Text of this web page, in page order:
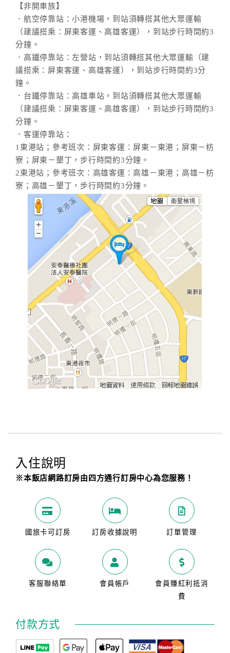
【非開車族】
．航空停靠站：小港機場，到站須轉搭其他大眾運輸
（建議搭乘：屏東客運、高雄客運），到站步行時間約3
分鐘。
．高鐵停靠站：左營站，到站須轉搭其他大眾運輸（建
議搭乘：屏東客運、高雄客運），到站步行時間約3分
鐘。
．台鐵停靠站：高雄車站，到站須轉搭其他大眾運輸
（建議搭乘：屏東客運、高雄客運），到站步行時間約3
分鐘。
．客運停靠站：
1東港站；參考班次：屏東客運：屏東－東港；屏東－枋
寮；屏東－墾丁，步行時間約3分鐘。
2東港站；參考班次：高雄客運：高雄－東港；高雄－枋
寮；高雄－墾丁，步行時間約3分鐘。
入住說明
※本飯店網路訂房由四方通行訂房中心為您服務！
國旅卡可訂房 訂房收據說明 訂單管理
客服聯絡單 會員帳戶
會員賺紅利抵消
費
付款方式